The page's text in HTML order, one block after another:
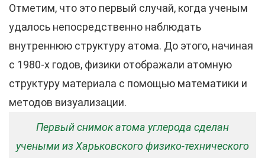
Отметим, что это первый случай, когда ученым
удалось непосредственно наблюдать
внутреннюю структуру атома. До этого, начиная
с 1980-х годов, физики отображали атомную
структуру материала с помощью математики и
методов визуализации.
Первый снимок атома углерода сделан
учеными из Харьковского физико-технического